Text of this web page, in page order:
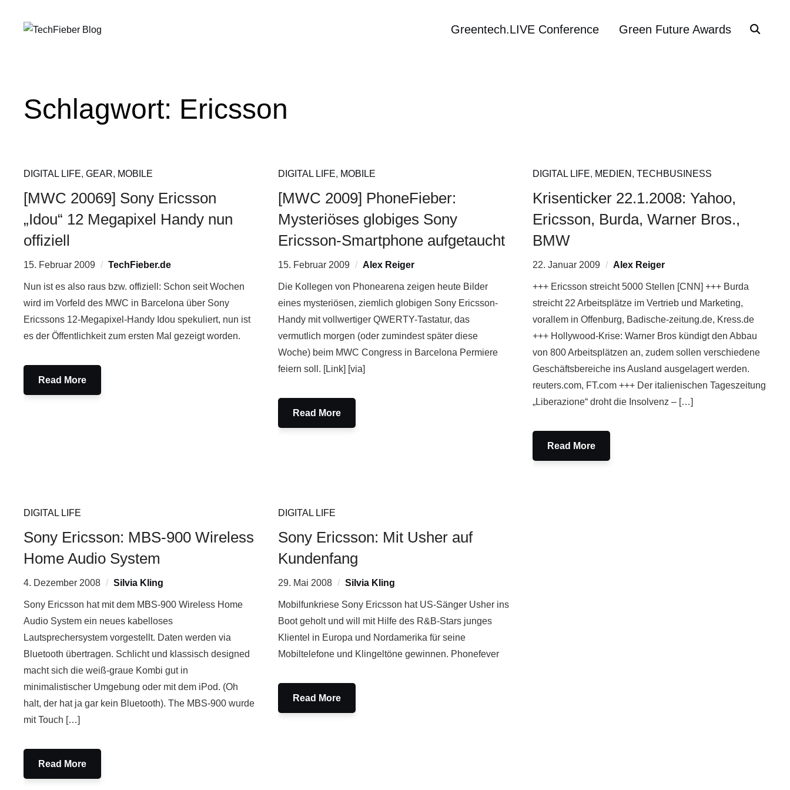
Greentech.LIVE Conference Green Future Awards
Schlagwort: Ericsson
DIGITAL LIFE,GEAR, MOBILE
[MWC 20069] Sony Ericsson
„Idou“ 12 Megapixel Handy nun
offiziell
15. Februar 2009 TechFieber.de
Nun ist es also raus bzw. offiziell: Schon seit Wochen
wird im Vorfeld des MWC in Barcelona über Sony
Ericssons 12-Megapixel-Handy Idou spekuliert, nun ist
es der Öffentlichkeit zum ersten Mal gezeigt worden.
Read More
DIGITAL LIFE, MOBILE
[MWC 2009] PhoneFieber:
Mysteriöses globiges Sony
Ericsson-Smartphone aufgetaucht
15. Februar 2009 Alex Reiger
Die Kollegen von Phonearena zeigen heute Bilder
eines mysteriösen, ziemlich globigen Sony Ericsson-
Handy mit vollwertiger QWERTY-Tastatur, das
vermutlich morgen (oder zumindest später diese
Woche) beim MWC Congress in Barcelona Permiere
feiern soll. [Link] [via]
Read More
DIGITAL LIFE, MEDIEN , TECHBUSINESS
Krisenticker 22.1.2008: Yahoo,
Ericsson, Burda, Warner Bros.,
BMW
22. Januar 2009 Alex Reiger
+++ Ericsson streicht 5000 Stellen [CNN] +++ Burda
streicht 22 Arbeitsplätze im Vertrieb und Marketing,
vorallem in Offenburg, Badische-zeitung.de, Kress.de
+++ Hollywood-Krise: Warner Bros kündigt den Abbau
von 800 Arbeitsplätzen an, zudem sollen verschiedene
Geschäftsbereiche ins Ausland ausgelagert werden.
reuters.com, FT.com +++ Der italienischen Tageszeitung
„Liberazione“ droht die Insolvenz – […]
Read More
DIGITAL LIFE
Sony Ericsson: MBS-900 Wireless
Home Audio System
4. Dezember 2008 Silvia Kling
Sony Ericsson hat mit dem MBS-900 Wireless Home
Audio System ein neues kabelloses
Lautsprechersystem vorgestellt. Daten werden via
Bluetooth übertragen. Schlicht und klassisch designed
macht sich die weiß-graue Kombi gut in
minimalistischer Umgebung oder mit dem iPod. (Oh
halt, der hat ja gar kein Bluetooth). The MBS-900 wurde
mit Touch […]
Read More
DIGITAL LIFE
Sony Ericsson: Mit Usher auf
Kundenfang
29. Mai 2008 Silvia Kling
Mobilfunkriese Sony Ericsson hat US-Sänger Usher ins
Boot geholt und will mit Hilfe des R&B-Stars junges
Klientel in Europa und Nordamerika für seine
Mobiltelefone und Klingeltöne gewinnen. Phonefever
Read More